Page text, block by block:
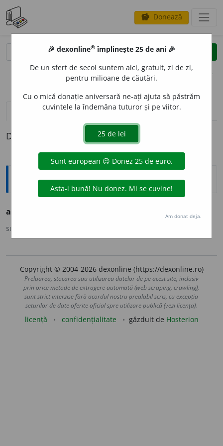
savings Donează
clear
opțiuni
definiții (1)
Definiția cu ID-ul 1320919:
Ortografice DOOM
acvil
sursa:
Copyright © 2004-2026 dexonline (https://dexonline.ro)
Preluarea, stocarea sau utilizarea datelor de pe acest site, inclusiv
prin orice metode de extragere automată (web scraping, crawling),
sunt strict interzise fără acordul nostru prealabil scris, cu excepția
seturilor de date oferite oficial spre utilizare publică (vezi licența).
licență confidențialitate găzduit de Hosterion
🎉 dexonline® împlinește 25 de ani 🎉
De un sfert de secol suntem aici, gratuit, zi de zi,
pentru milioane de căutări.
Cu o mică donație aniversară ne-ați ajuta să păstrăm
cuvintele la îndemâna tuturor și pe viitor.
Am donat deja.